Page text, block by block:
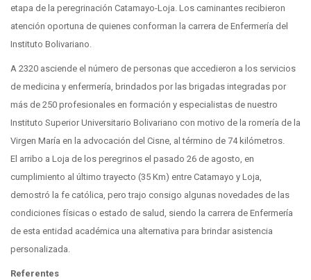
etapa de la peregrinación Catamayo-Loja. Los caminantes recibieron
atención oportuna de quienes conforman la carrera de Enfermería del
Instituto Bolivariano.
A 2320 asciende el número de personas que accedieron a los servicios
de medicina y enfermería, brindados por las brigadas integradas por
más de 250 profesionales en formación y especialistas de nuestro
Instituto Superior Universitario Bolivariano con motivo de la romería de la
Virgen María en la advocación del Cisne, al término de 74 kilómetros.
El arribo a Loja de los peregrinos el pasado 26 de agosto, en
cumplimiento al último trayecto (35 Km) entre Catamayo y Loja,
demostró la fe católica, pero trajo consigo algunas novedades de las
condiciones físicas o estado de salud, siendo la carrera de Enfermería
de esta entidad académica una alternativa para brindar asistencia
personalizada.
Referentes